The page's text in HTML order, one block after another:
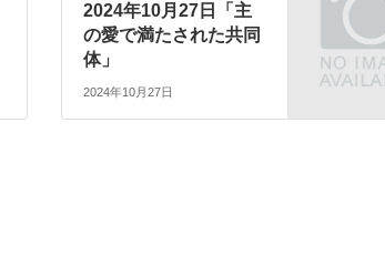
2024年10月27日「主
の愛で満たされた共同
体」
2024年10月27日